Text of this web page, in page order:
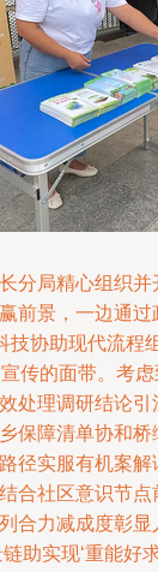
局精心组织
前景，一边通
协助现代流
传的面带。考
处理调研结论
保障清单协和
径实服有机案
合社区意识节
合力减成度彰
助实现‘重能